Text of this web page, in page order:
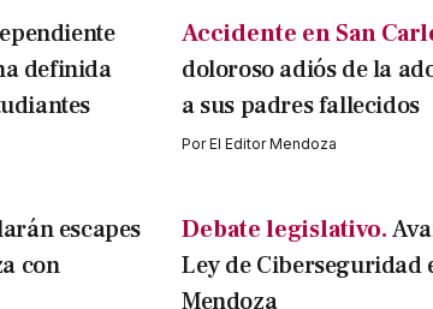
definida
Accidente en San
doloroso adiós de la
a sus padres fallecidos
PorEl Editor Mendoza
escapes
con
Debate legislativo.
Ley de Ciberseguridad
Mendoza